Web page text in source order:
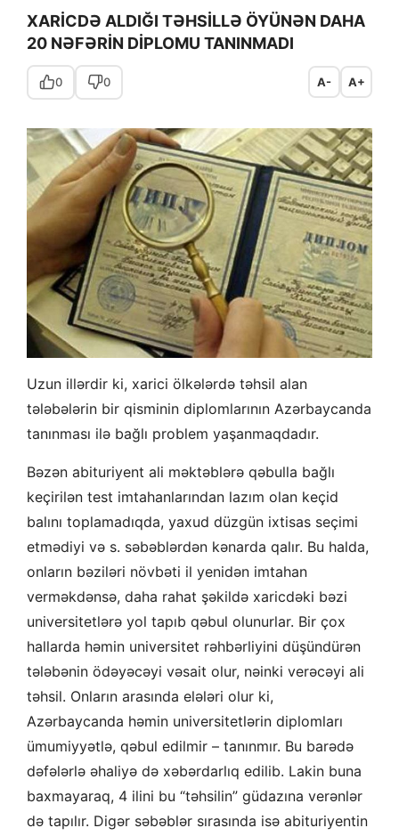
XARİCDƏ ALDIĞI TƏHSİLLƏ ÖYÜNƏN DAHA
20 NƏFƏRİN DİPLOMU TANINMADI
0 0 A- A+
Uzun illərdir ki, xarici ölkələrdə təhsil alan
tələbələrin bir qisminin diplomlarının Azərbaycanda
tanınması ilə bağlı problem yaşanmaqdadır.
Bəzən abituriyent ali məktəblərə qəbulla bağlı
keçirilən test imtahanlarından lazım olan keçid
balını toplamadıqda, yaxud düzgün ixtisas seçimi
etmədiyi və s. səbəblərdən kənarda qalır. Bu halda,
onların bəziləri növbəti il yenidən imtahan
verməkdənsə, daha rahat şəkildə xaricdəki bəzi
universitetlərə yol tapıb qəbul olunurlar. Bir çox
hallarda həmin universitet rəhbərliyini düşündürən
tələbənin ödəyəcəyi vəsait olur, nəinki verəcəyi ali
təhsil. Onların arasında elələri olur ki,
Azərbaycanda həmin universitetlərin diplomları
ümumiyyətlə, qəbul edilmir – tanınmır. Bu barədə
dəfələrlə əhaliyə də xəbərdarlıq edilib. Lakin buna
baxmayaraq, 4 ilini bu “təhsilin” güdazına verənlər
də tapılır. Digər səbəblər sırasında isə abituriyentin